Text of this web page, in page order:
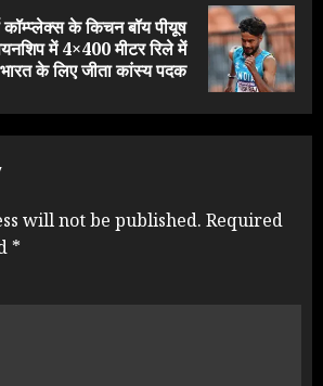
कॉम्प्लेक्स के किचन बॉय पीयूष
में 4×400 मीटर रिले में
भारत के लिए जीता कांस्य पदक
will not be published. Required
*